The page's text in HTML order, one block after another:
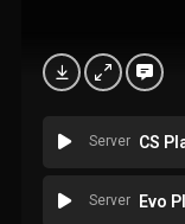
Server CS
Server Evo